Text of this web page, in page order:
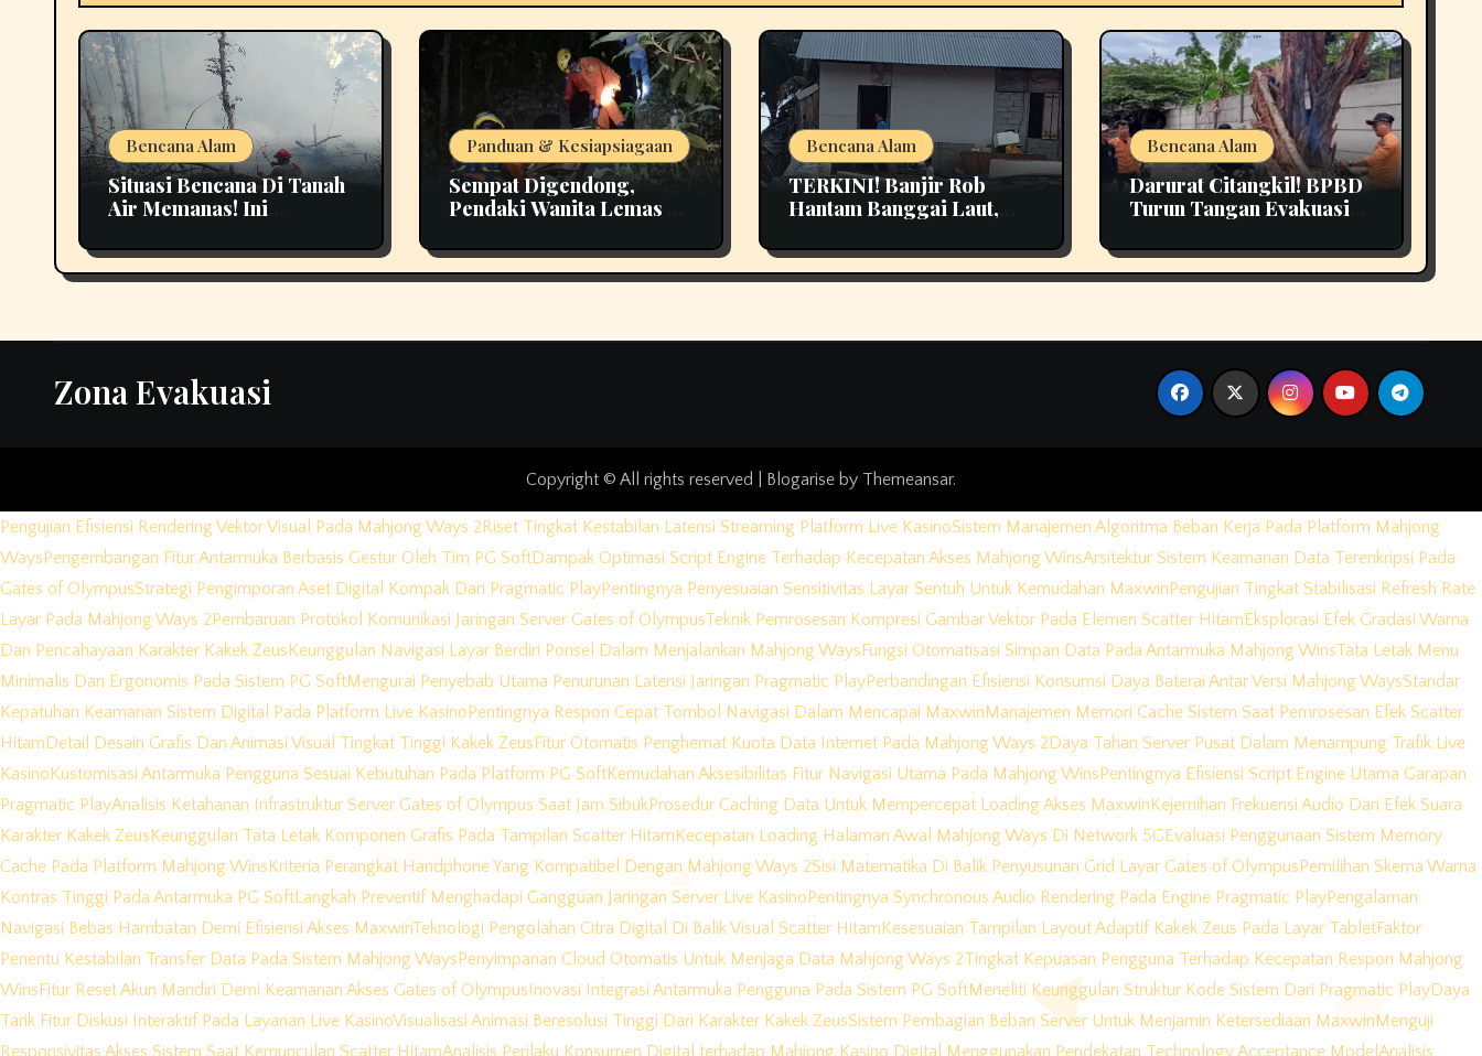
Bencana Alam
Situasi Bencana Di Tanah
Air Memanas! Ini
Terbarunya
Panduan & Kesiapsiagaan
Sempat Digendong,
Pendaki Wanita Lemas di
Bikin Panik
Bencana Alam
TERKINI! Banjir Rob
Hantam Banggai Laut,
Desa Jadi Perhatian
Bencana Alam
Darurat Citangkil! BPBD
Turun Tangan Evakuasi
Tengah Jalan
Zona Evakuasi
Copyright © All rights reserved Blogarise by Themeansar.
Pengujian Efisiensi Rendering Vektor Visual Pada Mahjong Ways 2Riset Tingkat Kestabilan Latensi Streaming Platform Live KasinoSistem Manajemen Algoritma Beban Kerja Pada Platform Mahjong
WaysPengembangan Fitur Antarmuka Berbasis Gestur Oleh Tim PG SoftDampak Optimasi Script Engine Terhadap Kecepatan Akses Mahjong WinsArsitektur Sistem Keamanan Data Terenkripsi Pada
Gates of OlympusStrategi Pengimporan Aset Digital Kompak Dari Pragmatic PlayPentingnya Penyesuaian Sensitivitas Layar Sentuh Untuk Kemudahan MaxwinPengujian Tingkat Stabilisasi Refresh Rate
Layar Pada Mahjong Ways 2Pembaruan Protokol Komunikasi Jaringan Server Gates of OlympusTeknik Pemrosesan Kompresi Gambar Vektor Pada Elemen Scatter HitamEksplorasi Efek Gradasi Warna
Dan Pencahayaan Karakter Kakek ZeusKeunggulan Navigasi Layar Berdiri Ponsel Dalam Menjalankan Mahjong WaysFungsi Otomatisasi Simpan Data Pada Antarmuka Mahjong WinsTata Letak Menu
Minimalis Dan Ergonomis Pada Sistem PG SoftMengurai Penyebab Utama Penurunan Latensi Jaringan Pragmatic PlayPerbandingan Efisiensi Konsumsi Daya Baterai Antar Versi Mahjong WaysStandar
Kepatuhan Keamanan Sistem Digital Pada Platform Live KasinoPentingnya Respon Cepat Tombol Navigasi Dalam Mencapai MaxwinManajemen Memori Cache Sistem Saat Pemrosesan Efek Scatter
HitamDetail Desain Grafis Dan Animasi Visual Tingkat Tinggi Kakek ZeusFitur Otomatis Penghemat Kuota Data Internet Pada Mahjong Ways 2Daya Tahan Server Pusat Dalam Menampung Trafik Live
KasinoKustomisasi Antarmuka Pengguna Sesuai Kebutuhan Pada Platform PG SoftKemudahan Aksesibilitas Fitur Navigasi Utama Pada Mahjong WinsPentingnya Efisiensi Script Engine Utama Garapan
Pragmatic PlayAnalisis Ketahanan Infrastruktur Server Gates of Olympus Saat Jam SibukProsedur Caching Data Untuk Mempercepat Loading Akses MaxwinKejernihan Frekuensi Audio Dan Efek Suara
Karakter Kakek ZeusKeunggulan Tata Letak Komponen Grafis Pada Tampilan Scatter HitamKecepatan Loading Halaman Awal Mahjong Ways Di Network 5GEvaluasi Penggunaan Sistem Memory
Cache Pada Platform Mahjong WinsKriteria Perangkat Handphone Yang Kompatibel Dengan Mahjong Ways 2Sisi Matematika Di Balik Penyusunan Grid Layar Gates of OlympusPemilihan Skema Warna
Kontras Tinggi Pada Antarmuka PG SoftLangkah Preventif Menghadapi Gangguan Jaringan Server Live KasinoPentingnya Synchronous Audio Rendering Pada Engine Pragmatic PlayPengalaman
Navigasi Bebas Hambatan Demi Efisiensi Akses MaxwinTeknologi Pengolahan Citra Digital Di Balik Visual Scatter HitamKesesuaian Tampilan Layout Adaptif Kakek Zeus Pada Layar TabletFaktor
Penentu Kestabilan Transfer Data Pada Sistem Mahjong WaysPenyimpanan Cloud Otomatis Untuk Menjaga Data Mahjong Ways 2Tingkat Kepuasan Pengguna Terhadap Kecepatan Respon Mahjong
WinsFitur Reset Akun Mandiri Demi Keamanan Akses Gates of OlympusInovasi Integrasi Antarmuka Pengguna Pada Sistem PG SoftMeneliti Keunggulan Struktur Kode Sistem Dari Pragmatic PlayDaya
Tarik Fitur Diskusi Interaktif Pada Layanan Live KasinoVisualisasi Animasi Beresolusi Tinggi Dari Karakter Kakek ZeusSistem Pembagian Beban Server Untuk Menjamin Ketersediaan MaxwinMenguji
Responsivitas Akses Sistem Saat Kemunculan Scatter HitamAnalisis Perilaku Konsumen Digital terhadap Mahjong Kasino Digital Menggunakan Pendekatan Technology Acceptance Model Analisis